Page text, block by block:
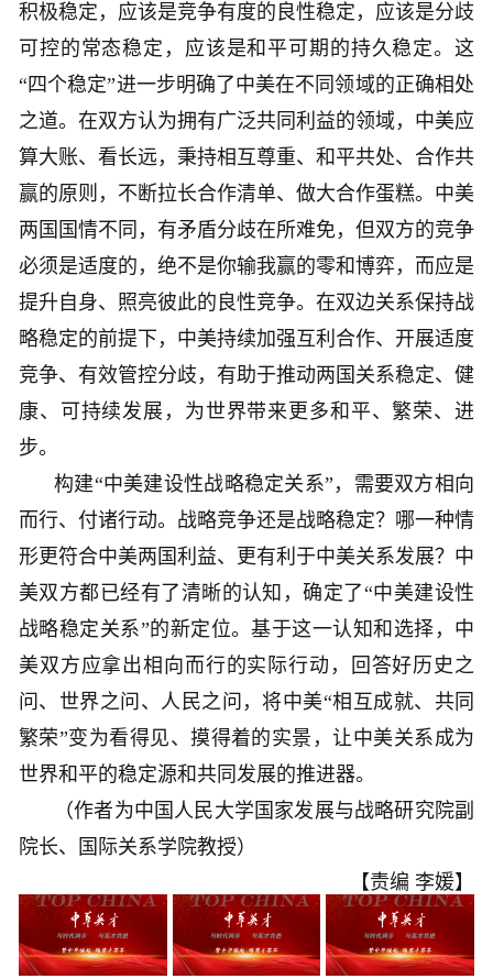
积极稳定，应该是竞争有度的良性稳定，应该是分歧
可控的常态稳定，应该是和平可期的持久稳定。这
“四个稳定”进一步明确了中美在不同领域的正确相处
之道。在双方认为拥有广泛共同利益的领域，中美应
算大账、看长远，秉持相互尊重、和平共处、合作共
赢的原则，不断拉长合作清单、做大合作蛋糕。中美
两国国情不同，有矛盾分歧在所难免，但双方的竞争
必须是适度的，绝不是你输我赢的零和博弈，而应是
提升自身、照亮彼此的良性竞争。在双边关系保持战
略稳定的前提下，中美持续加强互利合作、开展适度
竞争、有效管控分歧，有助于推动两国关系稳定、健
康、可持续发展，为世界带来更多和平、繁荣、进
步。
构建“中美建设性战略稳定关系”，需要双方相向
而行、付诸行动。战略竞争还是战略稳定？哪一种情
形更符合中美两国利益、更有利于中美关系发展？中
美双方都已经有了清晰的认知，确定了“中美建设性
战略稳定关系”的新定位。基于这一认知和选择，中
美双方应拿出相向而行的实际行动，回答好历史之
问、世界之问、人民之问，将中美“相互成就、共同
繁荣”变为看得见、摸得着的实景，让中美关系成为
世界和平的稳定源和共同发展的推进器。
（作者为中国人民大学国家发展与战略研究院副
院长、国际关系学院教授）
【责编 李媛】